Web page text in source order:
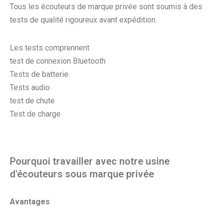
Tous les écouteurs de marque privée sont soumis à des
tests de qualité rigoureux avant expédition.
Les tests comprennent
test de connexion Bluetooth
Tests de batterie
Tests audio
test de chute
Test de charge
Pourquoi travailler avec notre usine
d'écouteurs sous marque privée
Avantages